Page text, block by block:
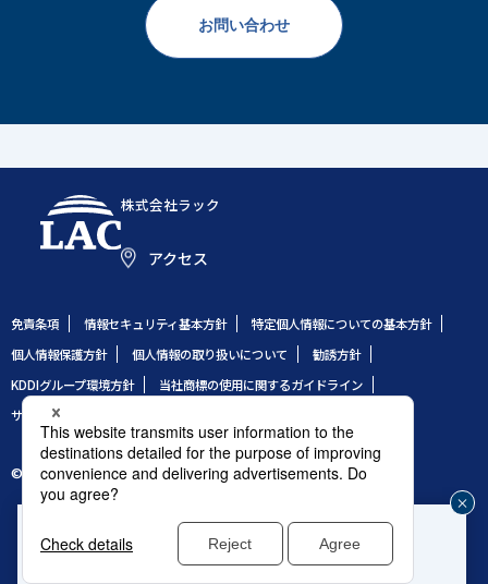
企業や組織のセキュリティ事故発生時はこちら
緊急対応窓口：サイバー救急センター ®
お問い合わせ
株式会社ラック
アクセス
免責条項 情報セキュリティ基本方針
特定個人情報についての基本方針
個人情報保護方針
個人情報の取り扱いについて
勧誘方針
KDDIグループ環境方針
当社商標の使用に関するガイドライン
サイトのご利用条件
© 1995 LAC Co., Ltd.